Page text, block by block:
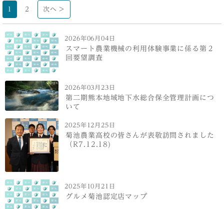
1 2 次へ >
2026年06月04日
スマート農業機械の利用体験事業に係る第２
回要望調査
2026年03月23日
第二期熊本地域地下水総合保全管理計画につ
いて
2025年12月25日
菊池農業高校の皆さんが表敬訪問されました
（R7.12.18)
2025年10月21日
グルメ菊池認定店マップ